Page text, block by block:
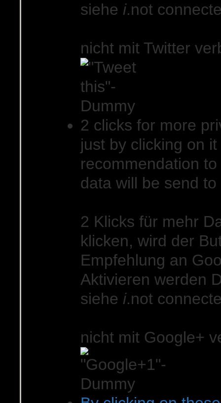
siehe i.not
nicht mit Twitter
2 clicks for more
just by clicking on
recommendation
data will be send
2 Klicks für mehr
klicken, wird der
Empfehlung an
Aktivieren werden
siehe i.not
nicht mit Google+